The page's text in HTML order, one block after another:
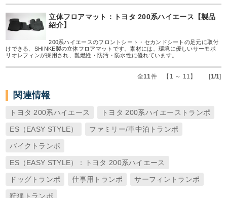
立体フロアマット：トヨタ 200系ハイエース【製品
紹介】
200系ハイエースのフロントシート・セカンドシートの足元に取付
けできる、SHINKE製の立体フロアマットです。素材には、環境に優しいサーモポ
リオレフィンが採用され、難燃性・防汚・防水性に優れています。
全11件 【1 ～ 11】 [1/1]
関連情報
トヨタ 200系ハイエース トヨタ 200系ハイエーストランポ
ES（EASY STYLE） ファミリー/車中泊トランポ
バイクトランポ
ES（EASY STYLE）：トヨタ 200系ハイエース
ドッグトランポ 仕事用トランポ サーフィントランポ
狩猟トランポ